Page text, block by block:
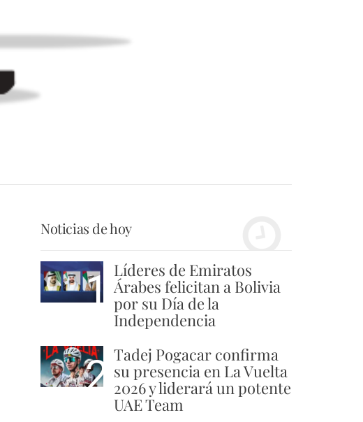
Noticias de hoy
1 Líderes de Emiratos
Árabes felicitan a Bolivia
por su Día de la
Independencia
2 Tadej Pogacar confirma
su presencia en La Vuelta
2026 y liderará un potente
UAE Team